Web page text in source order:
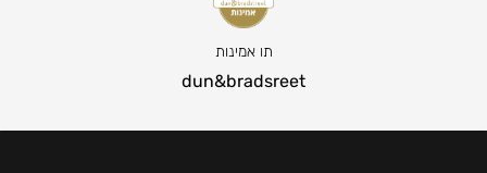
י
תו אמינות
dun&bradsreet